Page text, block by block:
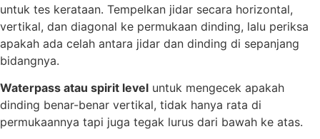
untuk tes kerataan. Tempelkan jidar secara horizontal,
vertikal, dan diagonal ke permukaan dinding, lalu periksa
apakah ada celah antara jidar dan dinding di sepanjang
bidangnya.
Waterpass atau spirit level untuk mengecek apakah
dinding benar-benar vertikal, tidak hanya rata di
permukaannya tapi juga tegak lurus dari bawah ke atas.